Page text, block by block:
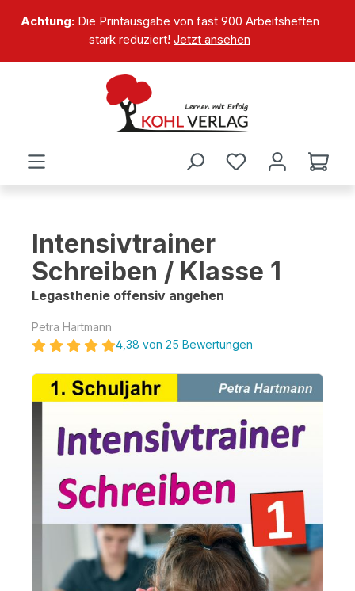
springen
Achtung:Die Printausgabe von fast 900 Arbeitsheften
stark reduziert! Jetzt ansehen
Intensivtrainer
Schreiben / Klasse 1
Legasthenie offensiv angehen
Petra Hartmann
4,38 von 25 Bewertungen
Bildergalerie überspringen